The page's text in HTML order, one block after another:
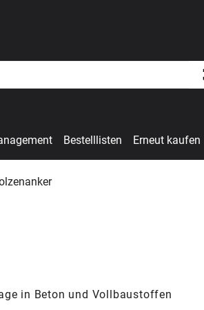
Bestelllisten Erneut kaufen
in Beton und Vollbaustoffen